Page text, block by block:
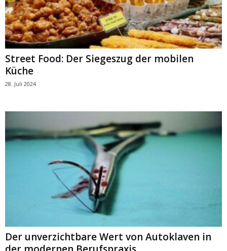
Street Food: Der Siegeszug der mobilen
Küche
28. Juli 2024
Der unverzichtbare Wert von Autoklaven in